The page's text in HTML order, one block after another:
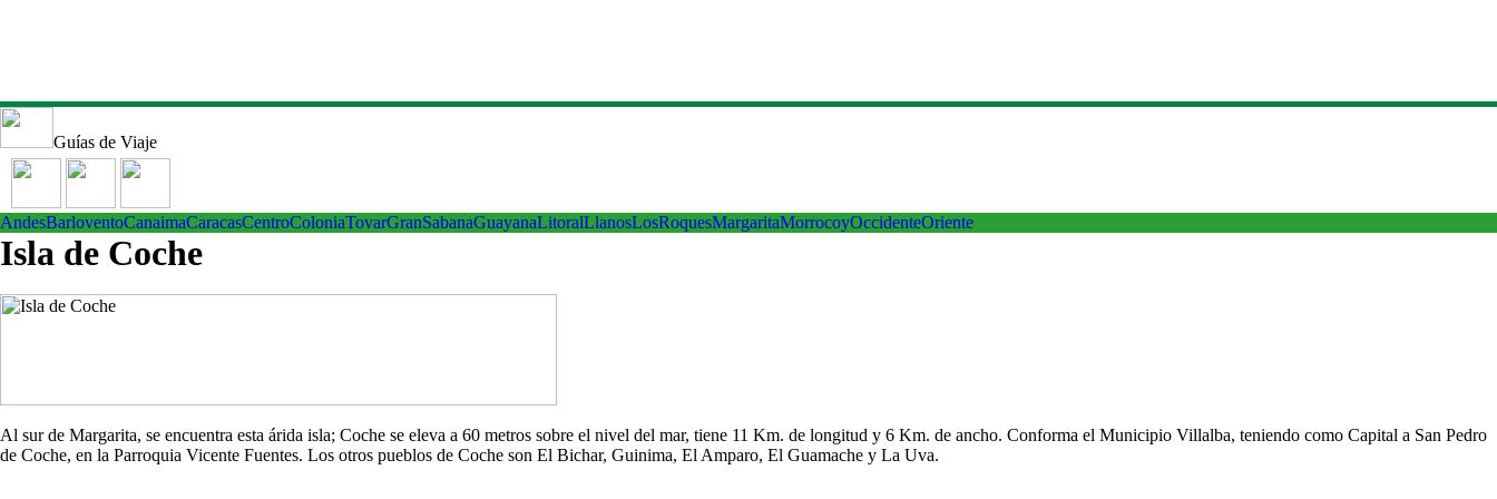
Guías de Viaje
AndesBarloventoCanaimaCaracasCentroColoniaTovarGranSabanaGuayanaLitoralLlanosLosRoquesMargaritaMorrocoyOccidenteOriente
Isla de Coche
Al sur de Margarita, se encuentra esta árida isla; Coche se eleva a 60 metros sobre el nivel del mar, tiene 11 Km. de longitud y 6 Km. de ancho. Conforma el Municipio Villalba, teniendo como Capital a San Pedro
de Coche, en la Parroquia Vicente Fuentes. Los otros pueblos de Coche son El Bichar, Guinima, El Amparo, El Guamache y La Uva.